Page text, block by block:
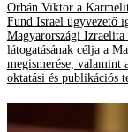
Orbán Viktor a
Fund Israel ügyvezető
Magyarországi Izraelita
látogatásának célja a
megismerése, valamint
oktatási és publikációs